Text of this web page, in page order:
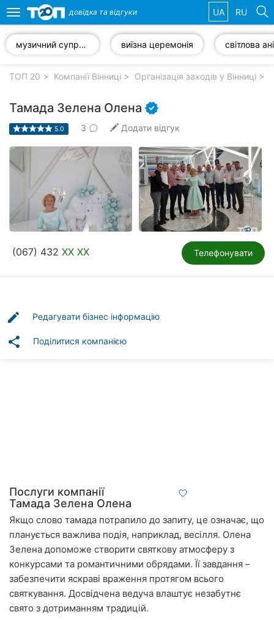
компанії
рубрики:
Стоматології
Ветеринарні
клініки
клініки
рубрики
Тернопіль
Хмельницький
Рівне
Кропивницький
Toggle
navigation
довідка та відгуки UA RU
музичний супровід виїзна церемонія світлова
ТОП 20 Компанії Вінниці Організація заходів у Вінниці
Тамада Зелена Олена
5.0 3 Додати відгук
(067) 432 XX XX Телефонувати
edit Редагувати бізнес інформацію
share Поділитися компанією
Послуги компанії
Тамада Зелена Олена
Якщо слово тамада потрапило до запиту, це означає, що
планується важлива подія, наприклад, весілля. Олена
Зелена допоможе створити святкову атмосферу з
конкурсами та романтичними обрядами. Її завдання –
забезпечити яскраві враження протягом всього
святкування. Досвідчена ведуча влаштує незабутнє
свято з дотриманням традицій.